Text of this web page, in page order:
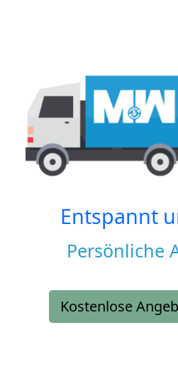
Entspannt
Persönliche
Kostenlose